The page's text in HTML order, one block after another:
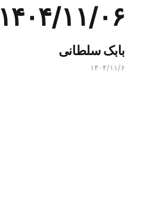
۱۴۰۴/۱۱/۰۶
بابک سلطانی
۱۴۰۴/۱۱/۶